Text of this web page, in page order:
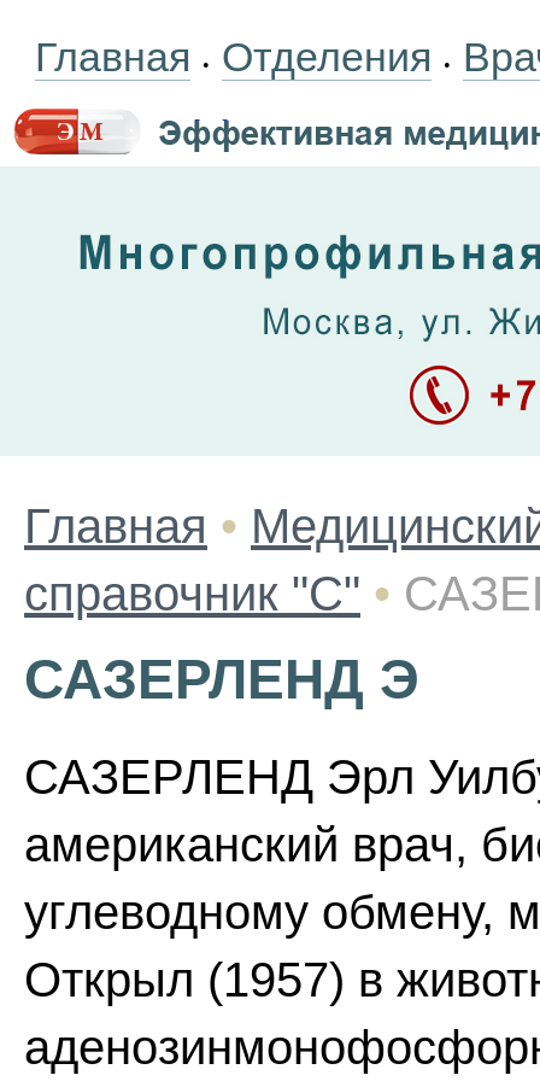
Главная • Отделения •
Главная •
справочник "С" •
САЗЕРЛЕНД Э
САЗЕРЛЕНД Эрл
американский врач,
углеводному обмену,
Открыл (1957) в